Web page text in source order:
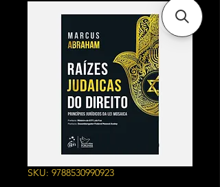
SKU: 9788530990923